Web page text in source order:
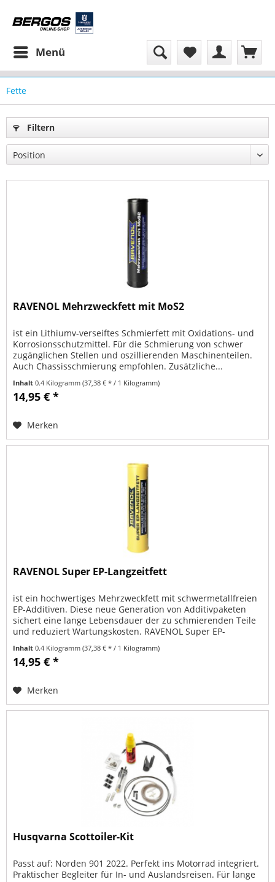
Menü
Fette
Filtern
RAVENOL Mehrzweckfett mit MoS2
ist ein Lithiumv-verseiftes Schmierfett mit Oxidations- und
Korrosionsschutzmittel. Für die Schmierung von schwer
zugänglichen Stellen und oszillierenden Maschinenteilen.
Auch Chassisschmierung empfohlen. Zusätzliche...
Inhalt0.4 Kilogramm(37,38 € * / 1 Kilogramm)
14,95 € *
Merken
RAVENOL Super EP-Langzeitfett
ist ein hochwertiges Mehrzweckfett mit schwermetallfreien
EP-Additiven. Diese neue Generation von Additivpaketen
sichert eine lange Lebensdauer der zu schmierenden Teile
und reduziert Wartungskosten. RAVENOL Super EP-
Inhalt0.4 Kilogramm(37,38 € * / 1 Kilogramm)
14,95 € *
Merken
Husqvarna Scottoiler-Kit
Passt auf: Norden 901 2022. Perfekt ins Motorrad integriert.
Praktischer Begleiter für In- und Auslandsreisen. Für lange